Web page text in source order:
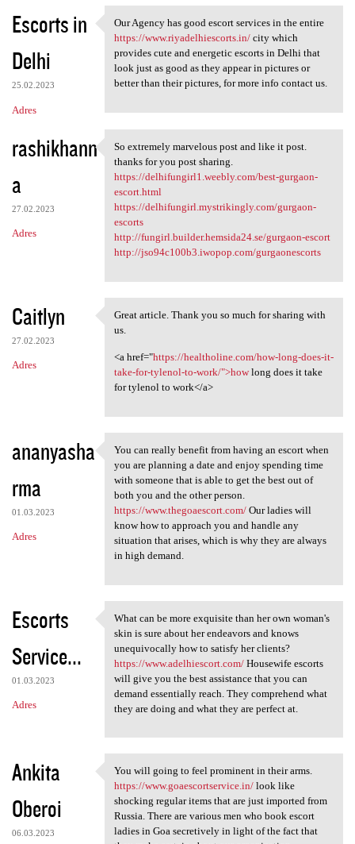
Escorts in
Delhi
25.02.2023
Adres
Our Agency has good escort
Our Agency has good escort services in the entire
https://www.riyadelhiescorts.in/city which
provides cute and energetic escorts in Delhi that
look just as good as they appear in pictures or
better than their pictures, for more info contact us.
rashikhann
a
27.02.2023
Adres
So extremely marvelous post
So extremely marvelous post and like it post.
thanks for you post sharing.
https://delhifungirl1.weebly.com/best-gurgaon-
escort.html
https://delhifungirl.mystrikingly.com/gurgaon-
escorts
http://fungirl.builder.hemsida24.se/gurgaon-escort
http://jso94c100b3.iwopop.com/gurgaonescorts
Caitlyn
27.02.2023
Adres
Great article. Thank you so
Great article. Thank you so much for sharing with
us.
<a href="https://healtholine.com/how-long-does-it-
take-for-tylenol-to-work/">howlong does it take
for tylenol to work</a>
ananyasha
rma
01.03.2023
Adres
You can really benefit from
You can really benefit from having an escort when
you are planning a date and enjoy spending time
with someone that is able to get the best out of
both you and the other person.
https://www.thegoaescort.com/Our ladies will
know how to approach you and handle any
situation that arises, which is why they are always
in high demand.
Escorts
Service...
01.03.2023
Adres
What can be more exquisite
What can be more exquisite than her own woman's
skin is sure about her endeavors and knows
unequivocally how to satisfy her clients?
https://www.adelhiescort.com/Housewife escorts
will give you the best assistance that you can
demand essentially reach. They comprehend what
they are doing and what they are perfect at.
Ankita
Oberoi
06.03.2023
You will going to feel
You will going to feel prominent in their arms.
https://www.goaescortservice.in/look like
shocking regular items that are just imported from
Russia. There are various men who book escort
ladies in Goa secretively in light of the fact that